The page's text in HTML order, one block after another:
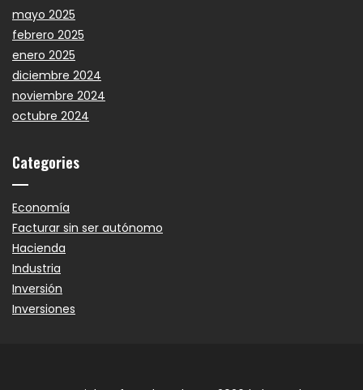
mayo 2025
febrero 2025
enero 2025
diciembre 2024
noviembre 2024
octubre 2024
Categories
Economía
Facturar sin ser autónomo
Hacienda
Industria
Inversión
Inversiones